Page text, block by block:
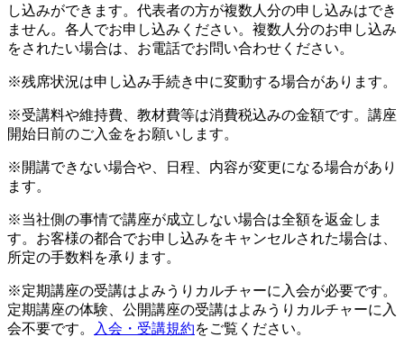
し込みができます。代表者の方が複数人分の申し込みはでき
ません。各人でお申し込みください。複数人分のお申し込み
をされたい場合は、お電話でお問い合わせください。
※残席状況は申し込み手続き中に変動する場合があります。
※受講料や維持費、教材費等は消費税込みの金額です。講座
開始日前のご入金をお願いします。
※開講できない場合や、日程、内容が変更になる場合があり
ます。
※当社側の事情で講座が成立しない場合は全額を返金しま
す。お客様の都合でお申し込みをキャンセルされた場合は、
所定の手数料を承ります。
※定期講座の受講はよみうりカルチャーに入会が必要です。
定期講座の体験、公開講座の受講はよみうりカルチャーに入
会不要です。
入会・受講規約をご覧ください。